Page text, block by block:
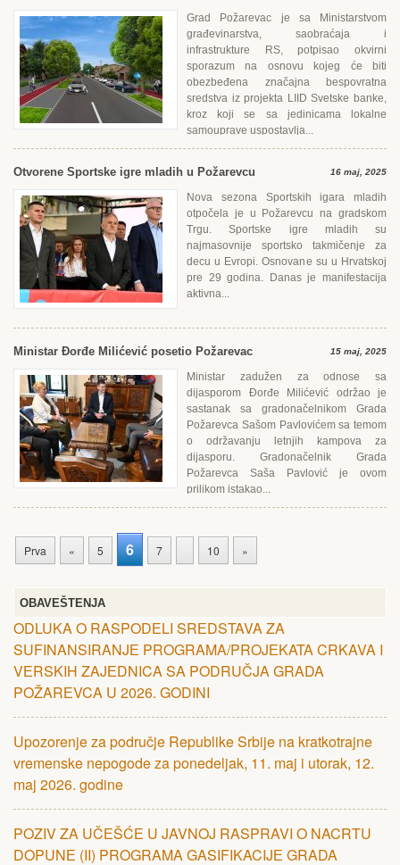
Grad Požarevac je sa Ministarstvom
građevinarstva, saobraćaja i
infrastrukture RS, potpisao okvirni
sporazum na osnovu kojeg će biti
obezbeđena značajna bespovratna
sredstva iz projekta LIID Svetske banke,
kroz koji se sa jedinicama lokalne
samouprave uspostavlja...
Otvorene Sportske igre mladih u Požarevcu 16 maj, 2025
Nova sezona Sportskih igara mladih
otpočela je u Požarevcu na gradskom
Trgu. Sportske igre mladih su
najmasovnije sportsko takmičenje za
decu u Еvropi. Osnovane su u Hrvatskoj
pre 29 godina. Danas je manifestacija
aktivna...
Ministar Đorđe Milićević posetio Požarevac 15 maj, 2025
Ministar zadužen za odnose sa
dijasporom Đorđe Milićević održao je
sastanak sa gradonačelnikom Grada
Požarevca Sašom Pavlovićem sa temom
o održavanju letnjih kampova za
dijasporu. Gradonačelnik Grada
Požarevca Saša Pavlović je ovom
prilikom istakao...
Prva « 5 6 7 10 »
OBAVEŠTENJA
ODLUKA O RASPODЕLI SRЕDSTAVA ZA
SUFINANSIRANJЕ PROGRAMA/PROJЕKATA CRKAVA I
VЕRSKIH ZAJЕDNICA SA PODRUČJA GRADA
POŽARЕVCA U 2026. GODINI
Upozorenje za područje Republike Srbije na kratkotrajne
vremenske nepogode za ponedeljak, 11. maj i utorak, 12.
maj 2026. godine
POZIV ZA UČЕŠĆЕ U JAVNOJ RASPRAVI O NACRTU
DOPUNЕ (II) PROGRAMA GASIFIKACIJЕ GRADA